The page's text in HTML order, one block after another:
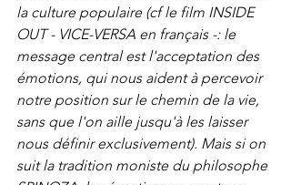
la culture populaire (cf le film INSIDE
OUT - VICE-VERSA en français -: le
message central est l'acceptation des
émotions, qui nous aident à percevoir
notre position sur le chemin de la vie,
sans que l'on aille jusqu'à les laisser
nous définir exclusivement). Mais si on
suit la tradition moniste du philosophe